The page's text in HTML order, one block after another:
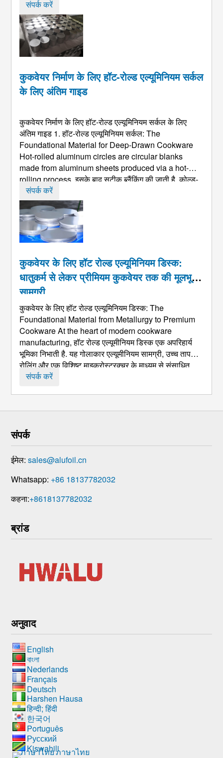
संपर्क करें
कुकवेयर निर्माण के लिए हॉट-रोल्ड एल्यूमिनियम सर्कल
के लिए अंतिम गाइड
कुकवेयर निर्माण के लिए हॉट-रोल्ड एल्यूमिनियम सर्कल के लिए
अंतिम गाइड 1. हॉट-रोल्ड एल्यूमिनियम सर्कल:The
Foundational Material for Deep-Drawn Cookware
Hot-rolled aluminum circles are circular blanks
made from aluminum sheets produced via a hot-
rolling process , इसके बाद सटीक ब्लैंकिंग की जाती है. कोल्ड-
रोल्ड सामग्री की तुलना में, उनका मूल मूल्य अनाज संरचना के
संपर्क करें
कुकवेयर के लिए हॉट रोल्ड एल्यूमिनियम डिस्क:
धातुकर्म से लेकर प्रीमियम कुकवेयर तक की मूलभूत
सामग्री
कुकवेयर के लिए हॉट रोल्ड एल्यूमिनियम डिस्क:The
Foundational Material from Metallurgy to Premium
Cookware At the heart of modern cookware
manufacturing, हॉट रोल्ड एल्यूमीनियम डिस्क एक अपरिहार्य
भूमिका निभाती है. यह गोलाकार एल्यूमीनियम सामग्री, उच्च तापमान
रोलिंग और एक विशिष्ट माइक्रोस्ट्रक्चर के माध्यम से संसाधित
किया गया, रोजमर्रा की कड़ाही से लेकर पेशेवर-ग्रेड पीआर तक हर
संपर्क करें
संपर्क
ईमेल:sales@alufoil.cn
Whatsapp: +86 18137782032
कहना:+8618137782032
ब्रांड
अनुवाद
English
বাংলা
Nederlands
Français
Deutsch
Harshen Hausa
हिन्दी; हिंदी
한국어
Português
Русский
Kiswahiliภาษาไทย